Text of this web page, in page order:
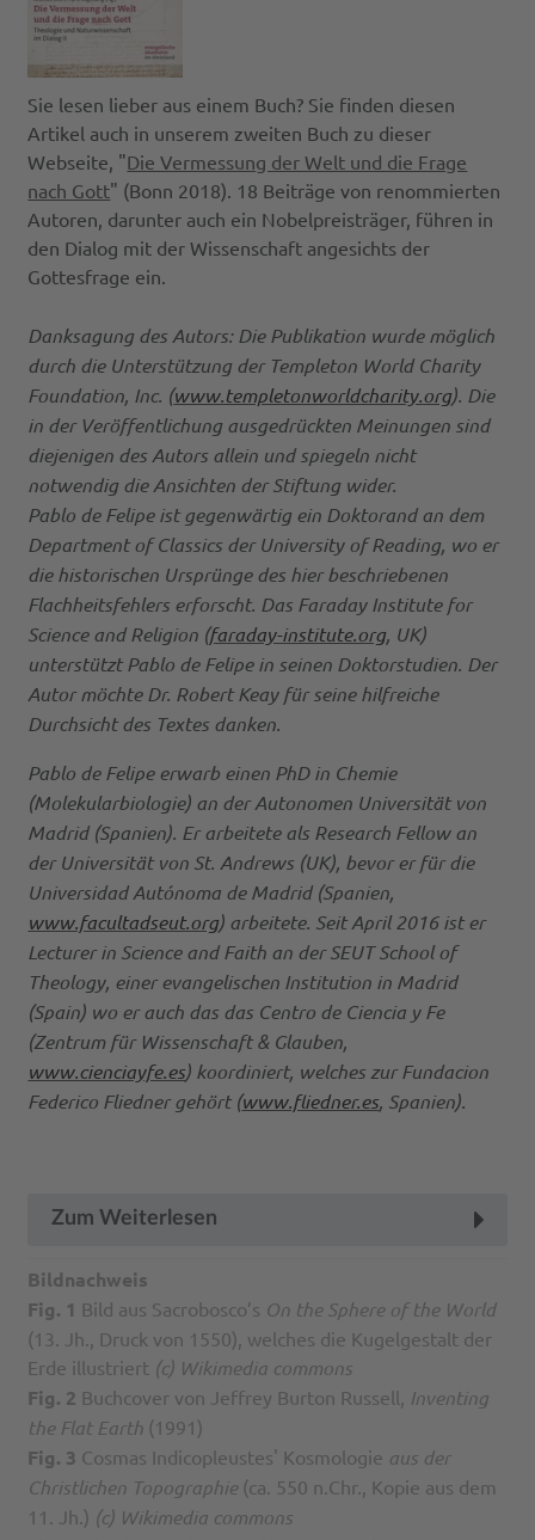
Sie lesen lieber aus einem Buch? Sie finden diesen
Artikel auch in unserem zweiten Buch zu dieser
Webseite, "Die Vermessung der Welt und die Frage
nach Gott" (Bonn 2018). 18 Beiträge von renommierten
Autoren, darunter auch ein Nobelpreisträger, führen in
den Dialog mit der Wissenschaft angesichts der
Gottesfrage ein.
Danksagung des Autors: Die Publikation wurde möglich
durch die Unterstützung der Templeton World Charity
Foundation, Inc. (www.templetonworldcharity.org). Die
in der Veröffentlichung ausgedrückten Meinungen sind
diejenigen des Autors allein und spiegeln nicht
notwendig die Ansichten der Stiftung wider.
Pablo de Felipe ist gegenwärtig ein Doktorand an dem
Department of Classics der University of Reading, wo er
die historischen Ursprünge des hier beschriebenen
Flachheitsfehlers erforscht. Das Faraday Institute for
Science and Religion (faraday-institute.org, UK)
unterstützt Pablo de Felipe in seinen Doktorstudien. Der
Autor möchte Dr. Robert Keay für seine hilfreiche
Durchsicht des Textes danken.
Pablo de Felipe erwarb einen PhD in Chemie
(Molekularbiologie) an der Autonomen Universität von
Madrid (Spanien). Er arbeitete als Research Fellow an
der Universität von St. Andrews (UK), bevor er für die
Universidad Autónoma de Madrid (Spanien,
www.facultadseut.org) arbeitete. Seit April 2016 ist er
Lecturer in Science and Faith an der SEUT School of
Theology, einer evangelischen Institution in Madrid
(Spain) wo er auch das das Centro de Ciencia y Fe
(Zentrum für Wissenschaft & Glauben,
www.cienciayfe.es) koordiniert, welches zur Fundacion
Federico Fliedner gehört (www.fliedner.es, Spanien).
Zum Weiterlesen
Bildnachweis
Fig. 1 Bild aus Sacrobosco’s On the Sphere of the World
(13. Jh., Druck von 1550), welches die Kugelgestalt der
Erde illustriert (c) Wikimedia commons
Fig. 2 Buchcover von Jeffrey Burton Russell,
Inventing
the Flat Earth (1991)
Fig. 3 Cosmas Indicopleustes' Kosmologie aus der
Christlichen Topographie(ca. 550 n.Chr., Kopie aus dem
11. Jh.) (c) Wikimedia commons